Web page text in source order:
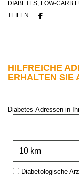
DIABETES, LOW-CARB
TEILEN:
HILFREICHE
ERHALTEN SIE
Diabetes-Adressen in
Type:Diabetologische